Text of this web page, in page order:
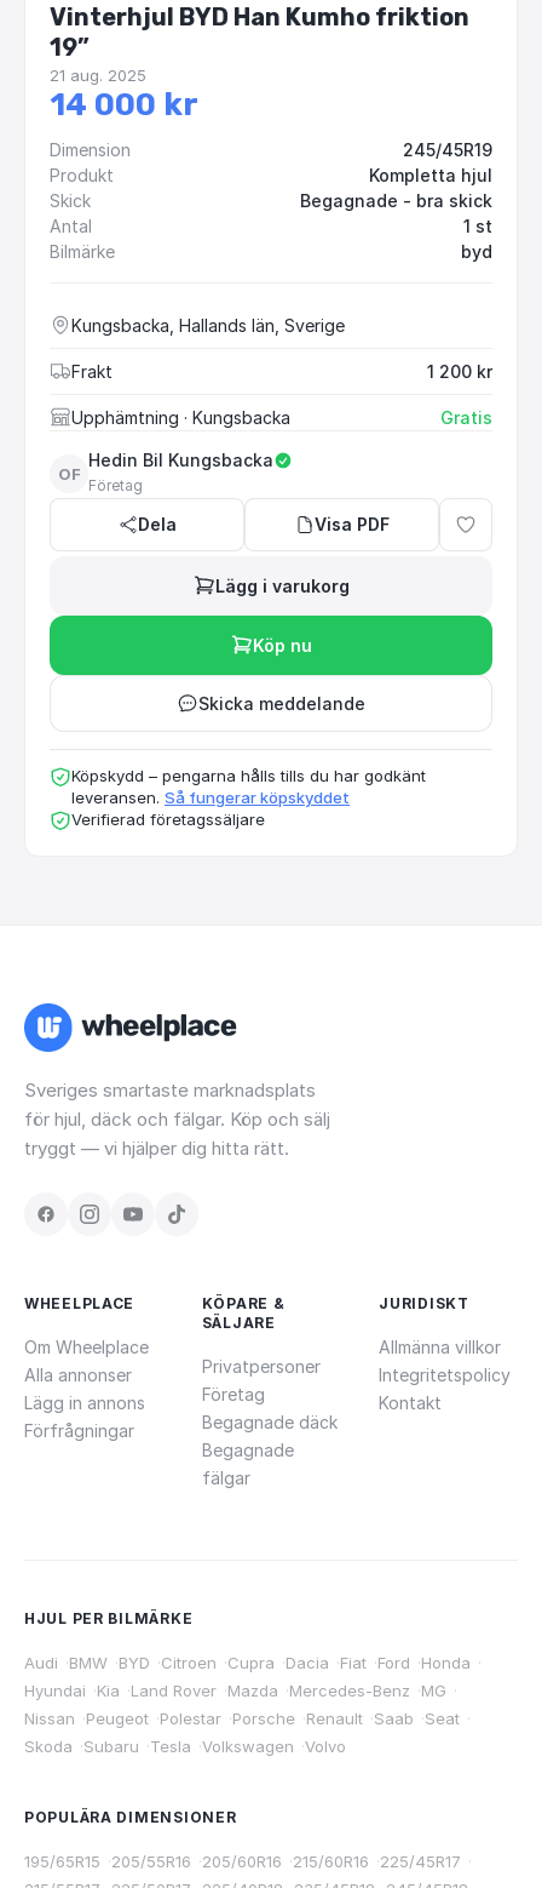
Vinterhjul BYD Han Kumho friktion
19”
21 aug. 2025
14 000 kr
Dimension
245/45R19
Produkt
Kompletta hjul
Skick
Begagnade - bra skick
Antal
1 st
Bilmärke
byd
Kungsbacka, Hallands län, Sverige
Frakt 1 200 kr
Upphämtning · Kungsbacka Gratis
OF
Hedin Bil Kungsbacka
Företag
Dela Visa PDF
Lägg i varukorg
Köp nu
Skicka meddelande
Köpskydd – pengarna hålls tills du har godkänt
leveransen. Så fungerar köpskyddet
Verifierad företagssäljare
Sveriges smartaste marknadsplats
för hjul, däck och fälgar. Köp och sälj
tryggt — vi hjälper dig hitta rätt.
WHEELPLACE
Om Wheelplace
Alla annonser
Lägg in annons
Förfrågningar
KÖPARE &
SÄLJARE
Privatpersoner
Företag
Begagnade däck
Begagnade
fälgar
JURIDISKT
Allmänna villkor
Integritetspolicy
Kontakt
HJUL PER BILMÄRKE
Audi ·BMW ·BYD ·Citroen ·Cupra ·Dacia ·Fiat ·Ford ·Honda ·
Hyundai ·Kia ·Land Rover ·Mazda ·Mercedes-Benz ·MG ·
Nissan ·Peugeot ·Polestar ·Porsche ·Renault ·Saab ·Seat ·
Skoda ·Subaru ·Tesla ·Volkswagen ·Volvo
POPULÄRA DIMENSIONER
195/65R15 ·205/55R16 ·205/60R16 ·215/60R16 ·225/45R17 ·